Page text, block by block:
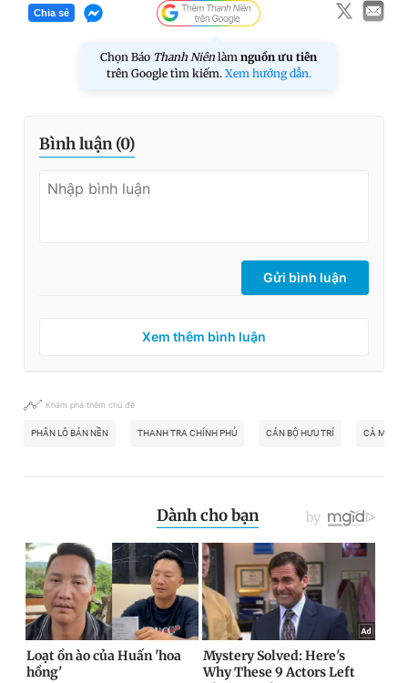
Chia sẻ
Chọn Báo Thanh Niên làm nguồn ưu tiên
trên Google tìm kiếm. Xem hướng dẫn.
Bình luận (0)
Gửi bình luận
Xem thêm bình luận
Khám phá thêm chủ đề
PHÂN LÔ BÁN NỀN THANH TRA CHÍNH PHỦ CÁN BỘ HƯU TRÍ CÀ MAU